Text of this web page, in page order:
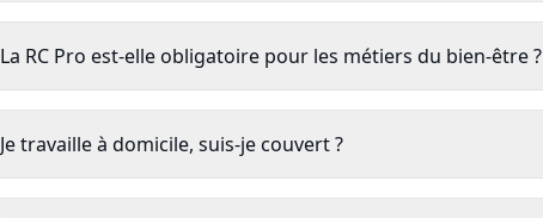
La RC Pro est-elle obligatoire pour les métiers du bien-être ?
Je travaille à domicile, suis-je couvert ?